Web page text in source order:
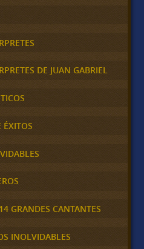
DE JUAN GABRIEL
ÉXITOS
GRANDES CANTANTES
INOLVIDABLES